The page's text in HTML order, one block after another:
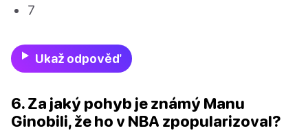
7
Ukaž odpověď
6. Za jaký pohyb je známý Manu
Ginobili, že ho v NBA zpopularizoval?